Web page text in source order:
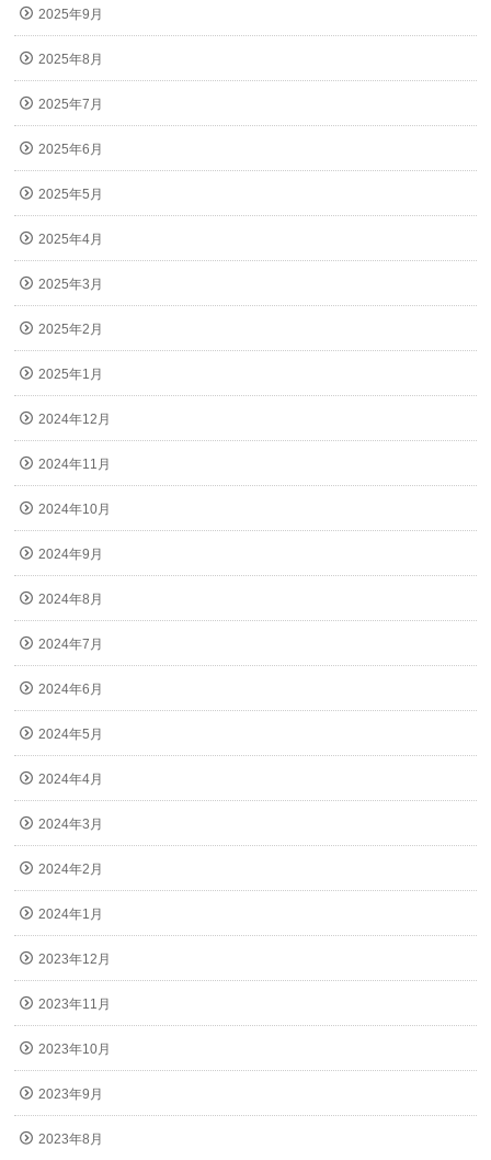
2025年9月
2025年8月
2025年7月
2025年6月
2025年5月
2025年4月
2025年3月
2025年2月
2025年1月
2024年12月
2024年11月
2024年10月
2024年9月
2024年8月
2024年7月
2024年6月
2024年5月
2024年4月
2024年3月
2024年2月
2024年1月
2023年12月
2023年11月
2023年10月
2023年9月
2023年8月